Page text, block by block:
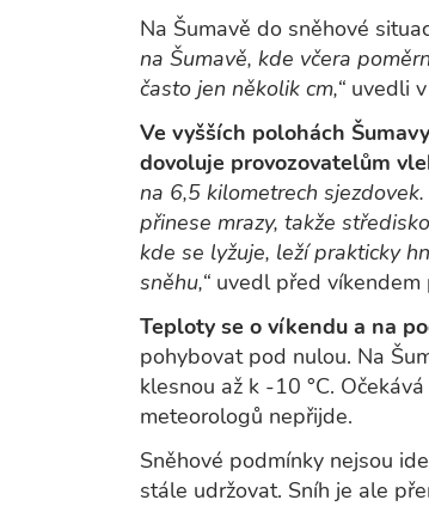
Na Šumavě do sněhové
na Šumavě, kde včera
často jen několik cm,“ uvedli
Ve vyšších polohách
dovoluje provozovatelům
na 6,5 kilometrech
přinese mrazy, takže
kde se lyžuje, leží prakticky
sněhu,“ uvedl před víkendem
Teploty se o víkendu a na
pohybovat pod nulou. Na
klesnou až k -10 °C.
meteorologů nepřijde.
Sněhové podmínky nejsou
stále udržovat. Sníh je ale